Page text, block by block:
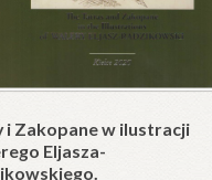
składany). Wydanie
do koszyka